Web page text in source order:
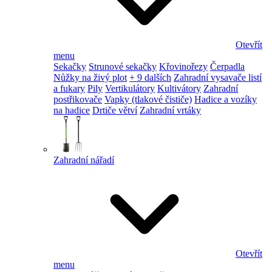
Otevřít
menu
Sekačky Strunové sekačky Křovinořezy Čerpadla
Nůžky na živý plot + 9 dalších Zahradní vysavače listí
a fukary Pily Vertikulátory Kultivátory Zahradní
postřikovače Vapky (tlakové čističe) Hadice a vozíky
na hadice Drtiče větví Zahradní vrtáky
Zahradní nářadí
Otevřít
menu